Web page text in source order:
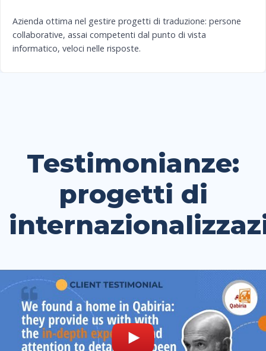
Azienda ottima nel gestire progetti di traduzione: persone
collaborative, assai competenti dal punto di vista
informatico, veloci nelle risposte.
Testimonianze:
progetti di